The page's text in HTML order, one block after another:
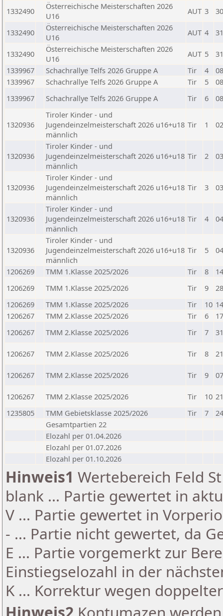
1332490
Österreichische Meisterschaften 2026
U16
AUT 3
1332490
Österreichische Meisterschaften 2026
U16
AUT 4
1332490
Österreichische Meisterschaften 2026
U16
AUT 5
1339967
Schachrallye Telfs 2026 Gruppe A Tir 4
1339967
Schachrallye Telfs 2026 Gruppe A Tir 5
1339967
Schachrallye Telfs 2026 Gruppe A Tir 6
1320936
Tiroler Kinder - und
Jugendeinzelmeisterschaft 2026 u16+u18
männlich
Tir 1
1320936
Tiroler Kinder - und
Jugendeinzelmeisterschaft 2026 u16+u18
männlich
Tir 2
1320936
Tiroler Kinder - und
Jugendeinzelmeisterschaft 2026 u16+u18
männlich
Tir 3
1320936
Tiroler Kinder - und
Jugendeinzelmeisterschaft 2026 u16+u18
männlich
Tir 4
1320936
Tiroler Kinder - und
Jugendeinzelmeisterschaft 2026 u16+u18
männlich
Tir 5
1206269 TMM 1.Klasse 2025/2026 Tir 8
1206269
TMM 1.Klasse 2025/2026 Tir 9
1206269
TMM 1.Klasse 2025/2026 Tir 10
1206267
TMM 2.Klasse 2025/2026 Tir 6
1206267
TMM 2.Klasse 2025/2026 Tir 7
1206267 TMM 2.Klasse 2025/2026 Tir 8
1206267 TMM 2.Klasse 2025/2026 Tir 9
1206267 TMM 2.Klasse 2025/2026 Tir 10
1235805
TMM Gebietsklasse 2025/2026 Tir 7
Gesamtpartien 22
Elozahl per 01.04.2026
Elozahl per 01.07.2026
Elozahl per 01.10.2026
Hinweis1 Wertebereich Feld
blank ... Partie gewertet in
V ... Partie gewertet in
- ... Partie nicht gewertet, da
E ... Partie vorgemerkt zur
Einstiegselozahl in der
K ... Korrektur wegen